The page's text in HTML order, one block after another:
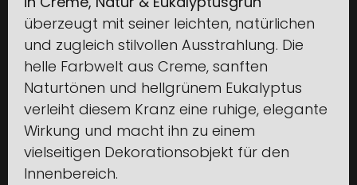
überzeugt mit seiner leichten, natürlichen
und zugleich stilvollen Ausstrahlung. Die
helle Farbwelt aus Creme, sanften
Naturtönen und hellgrünem Eukalyptus
verleiht diesem Kranz eine ruhige, elegante
Wirkung und macht ihn zu einem
vielseitigen Dekorationsobjekt für den
Innenbereich.